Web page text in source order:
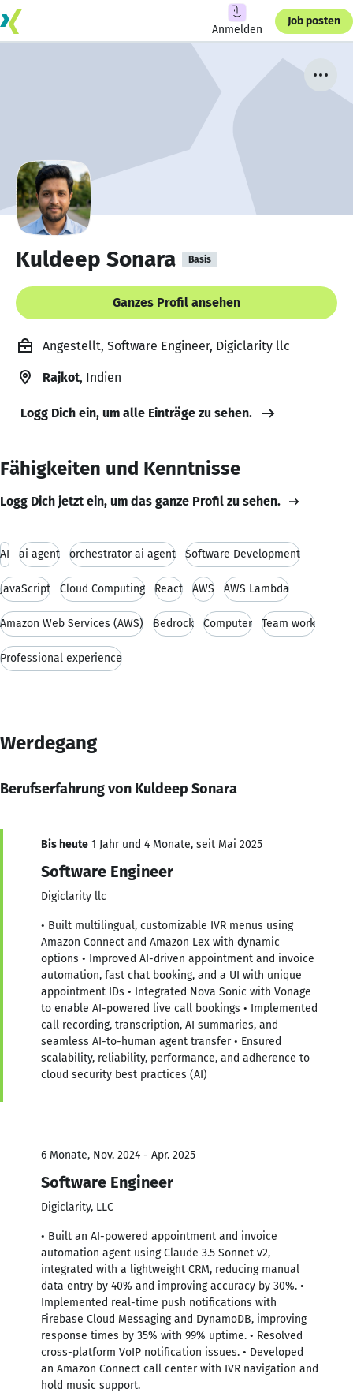
Anmelden
Job posten
Kuldeep Sonara Basis
Ganzes Profil ansehen
Angestellt, Software Engineer, Digiclarity llc
Rajkot, Indien
Logg Dich ein, um alle Einträge zu sehen.
Fähigkeiten und Kenntnisse
Logg Dich jetzt ein, um das ganze Profil zu sehen.
AI ai agent orchestrator ai agent Software Development
JavaScript Cloud Computing React AWS AWS Lambda
Amazon Web Services (AWS) Bedrock Computer Team work
Professional experience
Werdegang
Berufserfahrung von Kuldeep Sonara
Bis heute 1 Jahr und 4 Monate, seit Mai 2025
Software Engineer
Digiclarity llc
• Built multilingual, customizable IVR menus using
Amazon Connect and Amazon Lex with dynamic
options • Improved AI-driven appointment and invoice
automation, fast chat booking, and a UI with unique
appointment IDs • Integrated Nova Sonic with Vonage
to enable AI-powered live call bookings • Implemented
call recording, transcription, AI summaries, and
seamless AI-to-human agent transfer • Ensured
scalability, reliability, performance, and adherence to
cloud security best practices (AI)
6 Monate, Nov. 2024 - Apr. 2025
Software Engineer
Digiclarity, LLC
• Built an AI-powered appointment and invoice
automation agent using Claude 3.5 Sonnet v2,
integrated with a lightweight CRM, reducing manual
data entry by 40% and improving accuracy by 30%. •
Implemented real-time push notifications with
Firebase Cloud Messaging and DynamoDB, improving
response times by 35% with 99% uptime. • Resolved
cross-platform VoIP notification issues. • Developed
an Amazon Connect call center with IVR navigation and
hold music support.